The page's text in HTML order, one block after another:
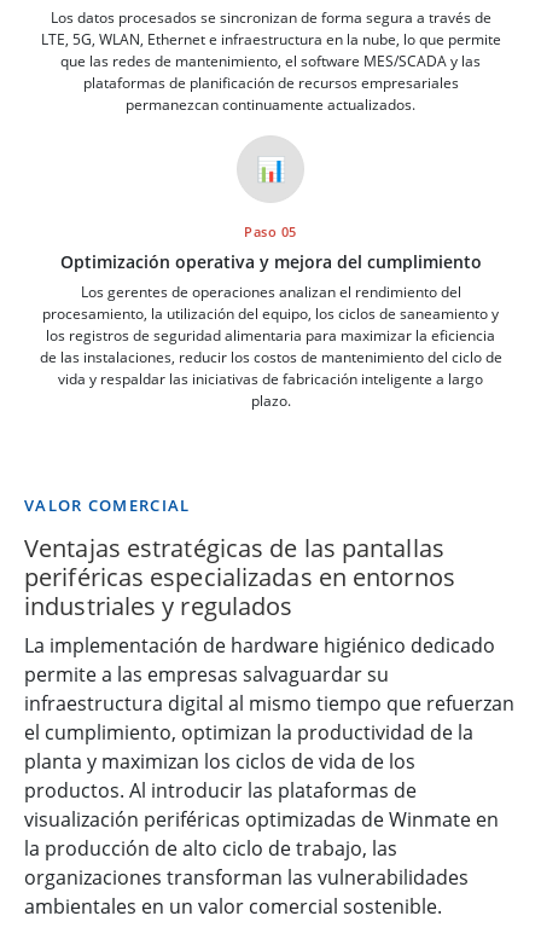
Los datos procesados se sincronizan de forma segura a través de
LTE, 5G, WLAN, Ethernet e infraestructura en la nube, lo que permite
que las redes de mantenimiento, el software MES/SCADA y las
plataformas de planificación de recursos empresariales
permanezcan continuamente actualizados.
📊
Paso 05
Optimización operativa y mejora del cumplimiento
Los gerentes de operaciones analizan el rendimiento del
procesamiento, la utilización del equipo, los ciclos de saneamiento y
los registros de seguridad alimentaria para maximizar la eficiencia
de las instalaciones, reducir los costos de mantenimiento del ciclo de
vida y respaldar las iniciativas de fabricación inteligente a largo
plazo.
VALOR COMERCIAL
Ventajas estratégicas de las pantallas
periféricas especializadas en entornos
industriales y regulados
La implementación de hardware higiénico dedicado
permite a las empresas salvaguardar su
infraestructura digital al mismo tiempo que refuerzan
el cumplimiento, optimizan la productividad de la
planta y maximizan los ciclos de vida de los
productos. Al introducir las plataformas de
visualización periféricas optimizadas de Winmate en
la producción de alto ciclo de trabajo, las
organizaciones transforman las vulnerabilidades
ambientales en un valor comercial sostenible.